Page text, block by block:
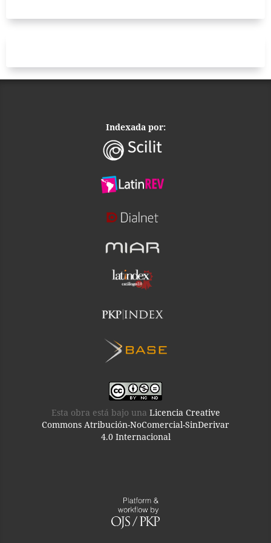
Indexada por:
Esta obra está bajo una Licencia Creative
Commons Atribución-NoComercial-SinDerivar
4.0 Internacional